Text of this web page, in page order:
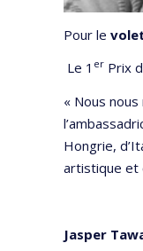
Pour le
Le 1 er Prix
« Nous
Hongrie,
artistique et
Jasper